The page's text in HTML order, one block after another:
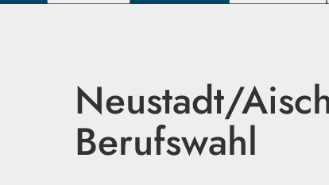
Neustadt/
Berufswahl